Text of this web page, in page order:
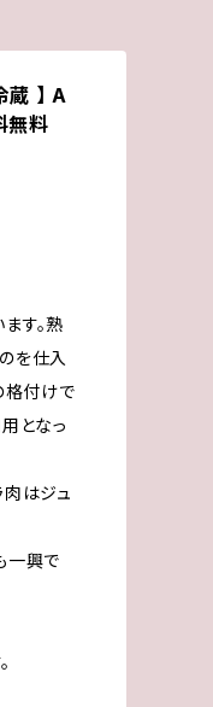
蔵 】 A
無料
す。熟
を仕入
格付けで
となっ
はジュ
一興で